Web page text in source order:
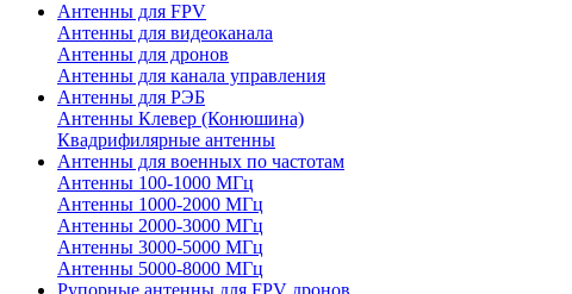
Антенны для FPV
Антенны для видеоканала
Антенны для дронов
Антенны для канала управления
Антенны для РЭБ
Антенны Клевер (Конюшина)
Квадрифилярные антенны
Антенны для военных по частотам
Антенны 100-1000 МГц
Антенны 1000-2000 МГц
Антенны 2000-3000 МГц
Антенны 3000-5000 МГц
Антенны 5000-8000 МГц
Рупорные антенны для FPV дронов